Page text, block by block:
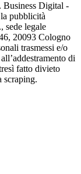
Digital -
pubblicità
sede legale
20093 Cologno
trasmessi e/o
di
fatto divieto
scraping.